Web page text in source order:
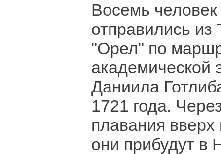
Восемь человек
отправились из
"Орел" по
академической
Даниила
1721 года.
плавания
они прибудут в